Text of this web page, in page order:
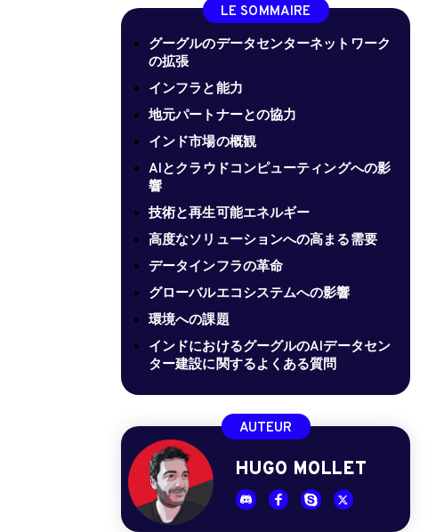
LE SOMMAIRE
グーグルのデータセンターネットワーク
の拡張
インフラと能力
地元パートナーとの協力
インド市場の概観
AIとクラウドコンピューティングへの影
響
技術と再生可能エネルギー
高度なソリューションへの高まる需要
データインフラの革命
グローバルエコシステムへの影響
環境への課題
インドにおけるグーグルのAIデータセン
ター建設に関するよくある質問
AUTEUR
HUGO MOLLET